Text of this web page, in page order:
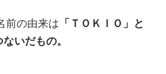
前の由来は 「ＴＯＫＩＯ」と
いだもの。